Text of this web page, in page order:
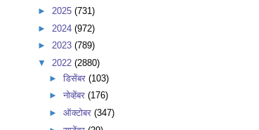
► 2025 (731)
► 2024 (972)
► 2023 (789)
▼ 2022 (2880)
► डिसेंबर (103)
► नोव्हेंबर (176)
► ऑक्टोबर (347)